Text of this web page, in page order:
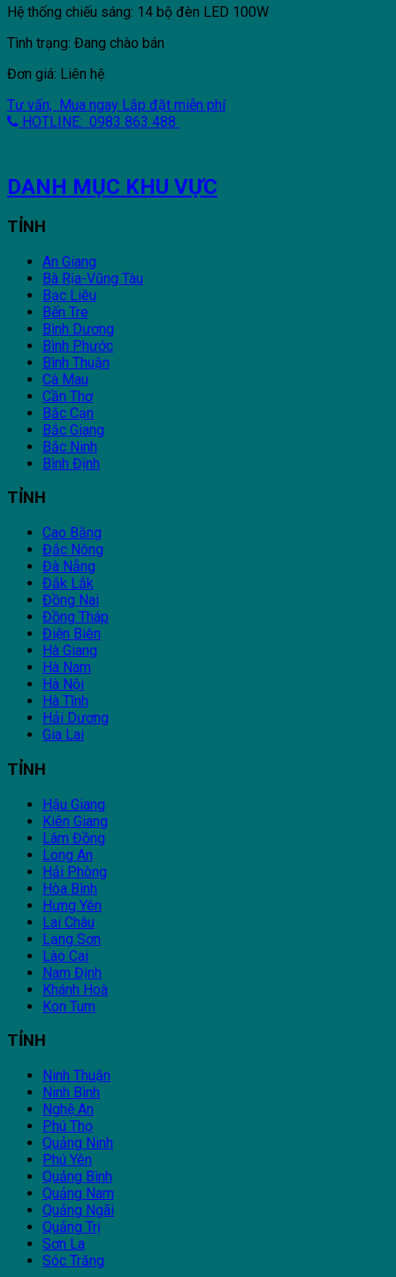
Hệ thống chiếu sáng: 14 bộ đèn LED 100W
Tình trạng: Đang chào bán
Đơn giá: Liên hệ
Tư vấn, Mua ngay Lắp đặt miễn phí
HOTLINE: 0983 863 488
DANH MỤC KHU VỰC
TỈNH
An Giang
Bà Rịa-Vũng Tàu
Bạc Liêu
Bến Tre
Bình Dương
Bình Phước
Bình Thuận
Cà Mau
Cần Thơ
Bắc Cạn
Bắc Giang
Bắc Ninh
Bình Định
TỈNH
Cao Bằng
Đắc Nông
Đà Nẵng
Đắk Lắk
Đồng Nai
Đồng Tháp
Điện Biên
Hà Giang
Hà Nam
Hà Nội
Hà Tĩnh
Hải Dương
Gia Lai
TỈNH
Hậu Giang
Kiên Giang
Lâm Đồng
Long An
Hải Phòng
Hòa Bình
Hưng Yên
Lai Châu
Lạng Sơn
Lào Cai
Nam Định
Khánh Hoà
Kon Tum
TỈNH
Ninh Thuận
Ninh Bình
Nghệ An
Phú Thọ
Quảng Ninh
Phú Yên
Quảng Bình
Quảng Nam
Quảng Ngãi
Quảng Trị
Sơn La
Sóc Trăng